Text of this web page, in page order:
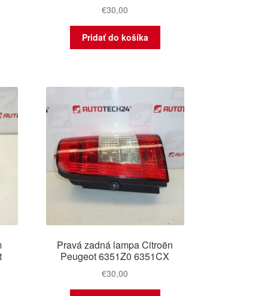
€30,00
Pridať do košíka
Pravá zadná lampa Citroën
Peugeot 6351Z0 6351CX
€30,00